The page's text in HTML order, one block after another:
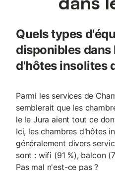
Quels types
disponibles dans
d'hôtes insolites
Parmi les services de
semblerait que les
le le Jura aient tout ce
Ici, les chambres d'hôtes
généralement divers
sont : wifi (91 %), balcon
Pas mal n'est-ce pas ?